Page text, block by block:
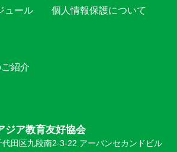
ュール
紹介
個人情報保護について
ジア教育友好協会
田区九段南2-3-22 アーバンセカンドビル